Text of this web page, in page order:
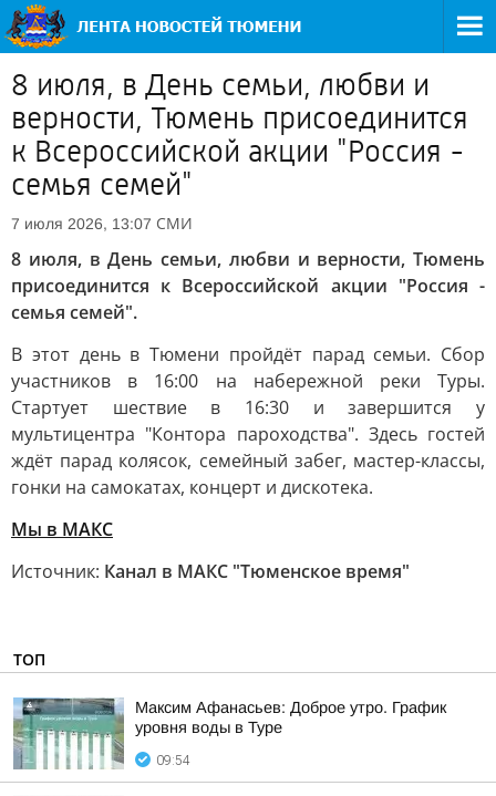
8 июля, в День семьи, любви и
верности, Тюмень присоединится
к Всероссийской акции "Россия -
семья семей"
7 июля 2026, 13:07 СМИ
8 июля, в День семьи, любви и верности, Тюмень
присоединится к Всероссийской акции "Россия -
семья семей".
В этот день в Тюмени пройдёт парад семьи. Сбор
участников в 16:00 на набережной реки Туры.
Стартует шествие в 16:30 и завершится у
мультицентра "Контора пароходства". Здесь гостей
ждёт парад колясок, семейный забег, мастер-классы,
гонки на самокатах, концерт и дискотека.
Мы в MAКС
Источник: Канал в МАКС "Тюменское время"
ТОП
Максим Афанасьев: Доброе утро. График
уровня воды в Туре
09:54